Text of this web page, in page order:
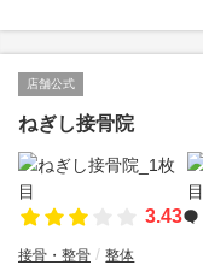
店舗公式
ねぎし接骨院
3.43
接骨・整骨 整体